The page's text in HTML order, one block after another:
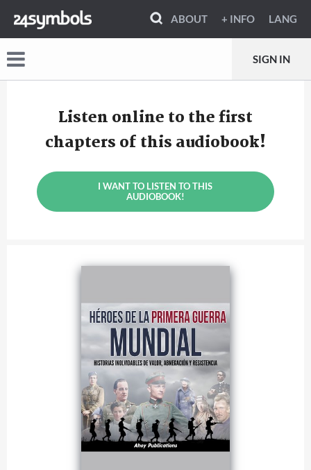
ABOUT + INFO LANG
SIGN IN
Listen online to the first
chapters of this audiobook!
I WANT TO LISTEN TO THIS
AUDIOBOOK!